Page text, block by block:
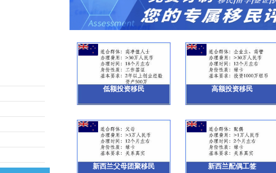
低额投资移民 高额投资移民
新西兰父母团聚移民 新西兰配偶工签